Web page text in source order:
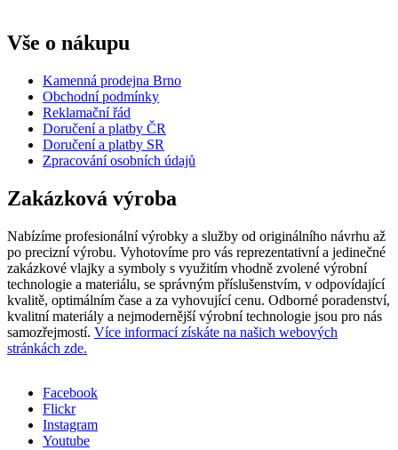
Vše o nákupu
Kamenná prodejna Brno
Obchodní podmínky
Reklamační řád
Doručení a platby ČR
Doručení a platby SR
Zpracování osobních údajů
Zakázková výroba
Nabízíme profesionální výrobky a služby od originálního návrhu až
po precizní výrobu. Vyhotovíme pro vás reprezentativní a jedinečné
zakázkové vlajky a symboly s využitím vhodně zvolené výrobní
technologie a materiálu, se správným příslušenstvím, v odpovídající
kvalitě, optimálním čase a za vyhovující cenu. Odborné poradenství,
kvalitní materiály a nejmodernější výrobní technologie jsou pro nás
samozřejmostí. Více informací získáte na našich webových
stránkách zde.
Sociální
sítě
Facebook
Flickr
Instagram
Youtube